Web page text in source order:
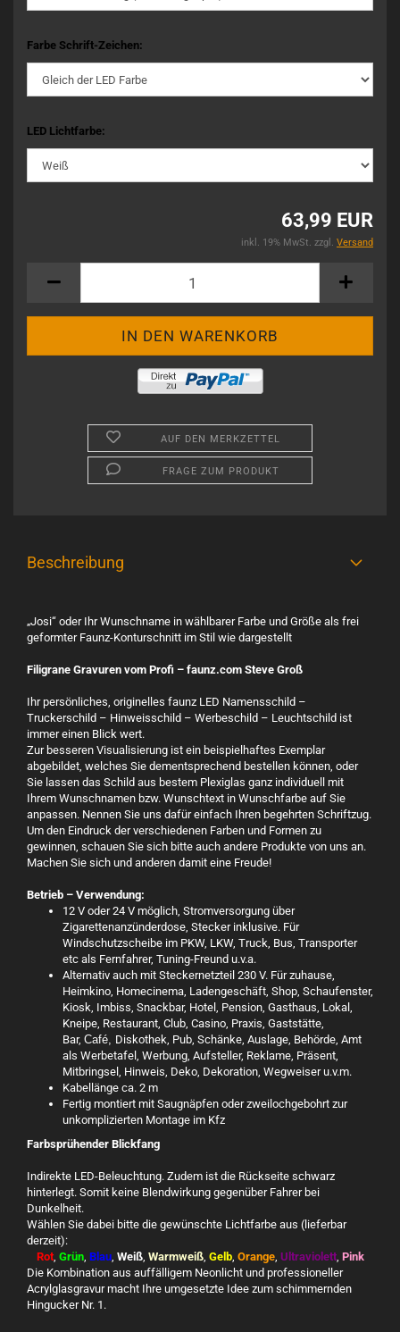
Farbe Schrift-Zeichen:
LED Lichtfarbe:
63,99 EUR
inkl. 19% MwSt. zzgl. Versand
AUF DEN MERKZETTEL
FRAGE ZUM PRODUKT
Beschreibung
„Josi“ oder Ihr Wunschname in wählbarer Farbe und Größe als frei
geformter Faunz-Konturschnitt im Stil wie dargestellt
Filigrane Gravuren vom Profi – faunz.com Steve Groß
Ihr persönliches, originelles faunz LED Namensschild –
Truckerschild – Hinweisschild – Werbeschild – Leuchtschild ist
immer einen Blick wert.
Zur besseren Visualisierung ist ein beispielhaftes Exemplar
abgebildet, welches Sie dementsprechend bestellen können, oder
Sie lassen das Schild aus bestem Plexiglas ganz individuell mit
Ihrem Wunschnamen bzw. Wunschtext in Wunschfarbe auf Sie
anpassen. Nennen Sie uns dafür einfach Ihren begehrten Schriftzug.
Um den Eindruck der verschiedenen Farben und Formen zu
gewinnen, schauen Sie sich bitte auch andere Produkte von uns an.
Machen Sie sich und anderen damit eine Freude!
Betrieb – Verwendung:
12 V oder 24 V möglich, Stromversorgung über
Zigarettenanzünderdose, Stecker inklusive. Für
Windschutzscheibe im PKW, LKW, Truck, Bus, Transporter
etc als Fernfahrer, Tuning-Freund u.v.a.
Alternativ auch mit Steckernetzteil 230 V. Für zuhause,
Heimkino, Homecinema, Ladengeschäft, Shop, Schaufenster,
Kiosk, Imbiss, Snackbar, Hotel, Pension, Gasthaus, Lokal,
Kneipe, Restaurant, Club, Casino, Praxis, Gaststätte,
Bar, Café, Diskothek, Pub, Schänke, Auslage, Behörde, Amt
als Werbetafel, Werbung, Aufsteller, Reklame, Präsent,
Mitbringsel, Hinweis, Deko, Dekoration, Wegweiser u.v.m.
Kabellänge ca. 2 m
Fertig montiert mit Saugnäpfen oder zweilochgebohrt zur
unkomplizierten Montage im Kfz
Farbsprühender Blickfang
Indirekte LED-Beleuchtung. Zudem ist die Rückseite schwarz
hinterlegt. Somit keine Blendwirkung gegenüber Fahrer bei
Dunkelheit.
Wählen Sie dabei bitte die gewünschte Lichtfarbe aus (lieferbar
derzeit):
Rot, Grün, Blau, Weiß, Warmweiß, Gelb, Orange, Ultraviolett, Pink
Die Kombination aus auffälligem Neonlicht und professioneller
Acrylglasgravur macht Ihre umgesetzte Idee zum schimmernden
Hingucker Nr. 1.